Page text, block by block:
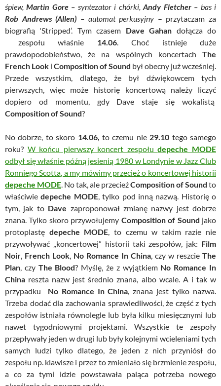
śpiew,Martin Gore– syntezator i chórki,Andy Fletcher– bas i
Rob Andrews (Allen) – automat perkusyjny – przytaczam za
biografią 'Stripped’. Tym czasem Dave Gahan dołącza do
zespołu właśnie 14.06. Choć istnieje duże
prawdopodobieństwo, że na wspólnych koncertach The
French Look i Composition of Sound był obecny już wcześniej.
Przede wszystkim, dlatego, że był dźwiękowcem tych
pierwszych, więc może historię koncertową należy liczyć
dopiero od momentu, gdy Dave staje się wokalistą
Composition of Sound?
No dobrze, to skoro 14.06, to czemu nie 29.10 tego samego
roku? W końcu pierwszy koncert zespołudepeche MODE
odbył się właśnie późną jesienią 1980 w Londynie w Jazz Club
Ronniego Scotta, a my mówimy przecież o koncertowej historii
depeche MODE . No tak, ale przecieżComposition of Sound to
właściwiedepeche MODE, tylko pod inną nazwą. Historię o
tym, jak to Dave zaproponował zmianę nazwy jest dobrze
znana. Tylko skoro przywołujemy Composition of Sound jako
protoplastę depeche MODE , to czemu w takim razie nie
przywoływać „koncertowej” historii taki zespołów, jak: Film
Noir French Look No Romance In China , czy w reszcie The
Plan , czy The Blood? Myślę, że z wyjątkiem No Romance In
China reszta nazw jest średnio znana, albo wcale. A i tak w
przypadku No Romance In China , znana jest tylko nazwa.
Trzeba dodać dla zachowania sprawiedliwości, że część z tych
zespołów istniała równolegle lub była kilku miesięcznymi lub
nawet tygodniowymi projektami. Wszystkie te zespoły
przepływały jeden w drugi lub były kolejnymi wcieleniami tych
samych ludzi tylko dlatego, że jeden z nich przyniósł do
zespołu np. klawisze i przez to zmieniało się brzmienie zespołu,
a co za tymi idzie powstawała paląca potrzeba nowego